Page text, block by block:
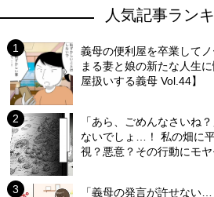
人気記事ラン
義母の便利屋を卒業して
まる妻と娘の新たな人生
屋扱いする義母 Vol.44】
「あら、ごめんなさいね
ないでしょ…！ 私の畑に
視？悪意？その行動にモ
「義母の発言が許せない